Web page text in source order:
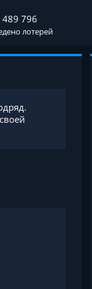
489 796
лотерей